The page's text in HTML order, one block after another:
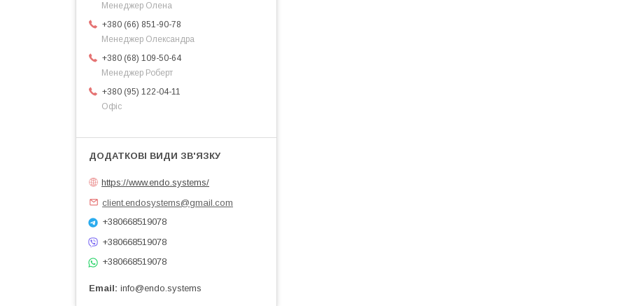
Менеджер Олена
+380 (66) 851-90-78
Менеджер Олександра
+380 (68) 109-50-64
Менеджер Роберт
+380 (95) 122-04-11
Офіс
https://www.endo.systems/
client.endosystems@gmail.com
+380668519078
+380668519078
+380668519078
Email info@endo.systems